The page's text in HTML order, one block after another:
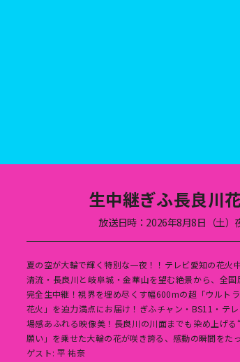
生中継ぎふ長良川
放送日時：2026年8月8日（土）
夏の空が大輪で輝く特別な一夜！！テレビ愛知の花火
清流・長良川と岐阜城・金華山を望む絶景から、全
完全生中継！視界を埋め尽くす幅600mの超「ウルト
花火」を迫力満点にお届け！ぎふチャン・BS11・テ
場感あふれる映像美！長良川の川面までも染め上げ
願い」を乗せた大輪の花が咲き誇る、感動の瞬間をた
ゲスト: 平 祐奈